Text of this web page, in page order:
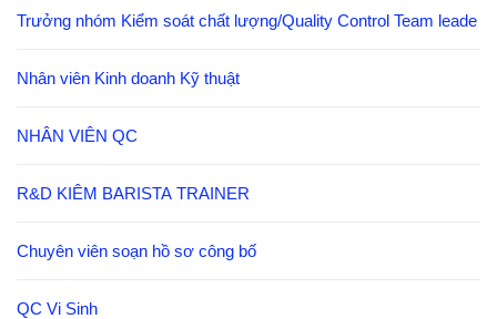
Trưởng nhóm Kiểm soát chất lượng/Quality Control Team leade
Nhân viên Kinh doanh Kỹ thuật
NHÂN VIÊN QC
R&D KIÊM BARISTA TRAINER
Chuyên viên soạn hồ sơ công bố
QC Vi Sinh